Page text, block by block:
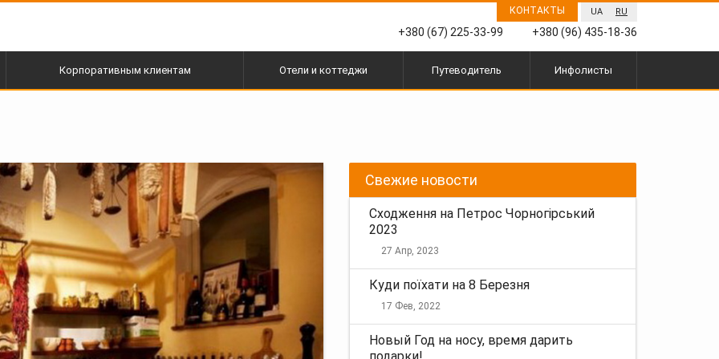
UA RU
КОНТАКТЫ
+380 (67) 225-33-99 +380 (96) 435-18-36
Корпоративным клиентам Отели и коттеджи Путеводитель Инфолисты
Свежие новости
Сходження на Петрос Чорногірський
2023
27 Апр, 2023
Куди поїхати на 8 Березня
17 Фев, 2022
Новый Год на носу, время дарить